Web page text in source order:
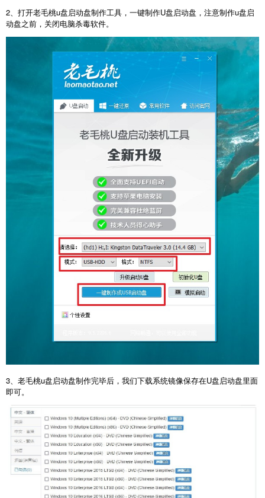
2、打开老毛桃u盘启动盘制作工具，一键制作U盘启动盘，注意制作u盘启
动盘之前，关闭电脑杀毒软件。
3、老毛桃u盘启动盘制作完毕后，我们下载系统镜像保存在U盘启动盘里面
即可。